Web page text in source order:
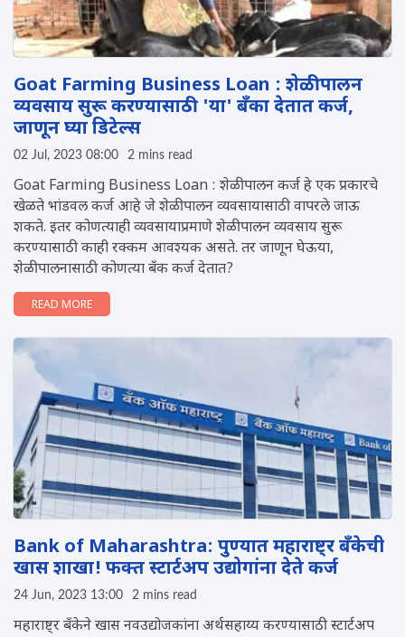
Goat Farming Business Loan : शेळीपालन
व्यवसाय सुरू करण्यासाठी 'या' बँका देतात कर्ज,
जाणून घ्या डिटेल्स
02 Jul, 2023 08:00 2 mins read
Goat Farming Business Loan : शेळीपालन कर्ज हे एक प्रकारचे
खेळते भांडवल कर्ज आहे जे शेळीपालन व्यवसायासाठी वापरले जाऊ
शकते. इतर कोणत्याही व्यवसायाप्रमाणे शेळीपालन व्यवसाय सुरू
करण्यासाठी काही रक्कम आवश्यक असते. तर जाणून घेऊया,
शेळीपालनासाठी कोणत्या बँक कर्ज देतात?
READ MORE
Bank of Maharashtra: पुण्यात महाराष्ट्र बँकेची
खास शाखा! फक्त स्टार्टअप उद्योगांना देते कर्ज
24 Jun, 2023 13:00 2 mins read
महाराष्ट्र बँकेने खास नवउद्योजकांना अर्थसहाय्य करण्यासाठी स्टार्टअप